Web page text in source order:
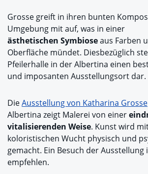
Grosse greift in ihren bunten
Umgebung mit auf, was in einer
ästhetischen Symbioseaus Farben
Oberfläche mündet. Diesbezüglich
Pfeilerhalle in der Albertina einen
und imposanten Ausstellungsort dar.
DieAusstellung von Katharina Grosse
Albertina zeigt Malerei von einer
vitalisierenden Weise. Kunst wird
koloristischen Wucht physisch und
gemacht. Ein Besuch der Ausstellung
empfehlen.